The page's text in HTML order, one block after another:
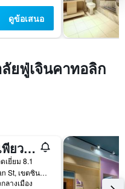
ดูข้อเสนอ
ยฟู่เจินคาทอลิก
โรงแรมเพียวริตี้
เยี่ยม 8.1
No.60, Daguan St, เขตซินจวง, ไต้หวัน
ลางเมือง